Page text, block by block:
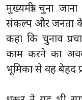
मुख्यमंत्री चुना
संकल्प और जनता के
कहा कि चुनाव
काम करने का
भूमिका से वह बेहद